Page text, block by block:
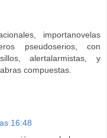
importanovelas
pseudoserios, con
alertalarmistas, y
compuestas.
16:48